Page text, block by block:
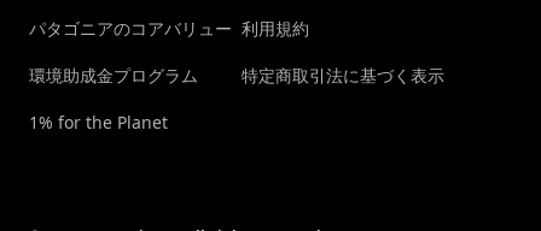
パタゴニアのコアバリュー
環境助成金プログラム
1% for the Planet
利用規約
特定商取引法に基づく表示